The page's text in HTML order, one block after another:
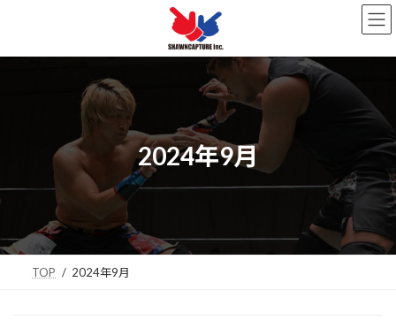
ン
ー
2024年9月
TOP 2024年9月